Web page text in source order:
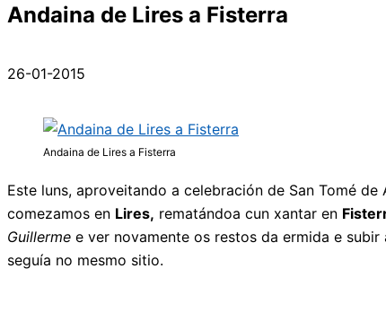
Andaina de Lires a Fisterra
26-01-2015
Andaina de Lires a Fisterra
Este luns, aproveitando a celebración de San Tomé
comezamos en Lires, rematándoa cun xantar en
Guillerme e ver novamente os restos da ermida e subir
seguía no mesmo sitio.